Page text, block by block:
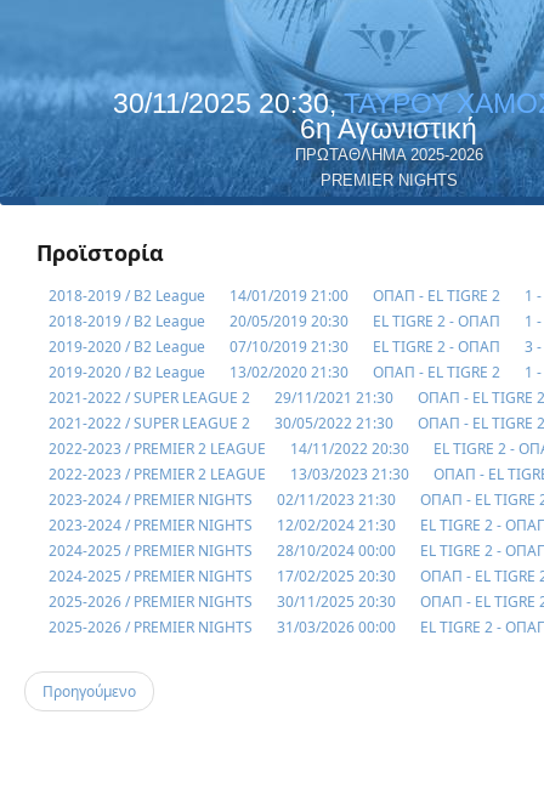
30/11/2025 20:30,ΤΑΥΡΟΥ
6η Αγωνιστική
ΠΡΩΤΑΘΛΗΜΑ 2025-2026
PREMIER NIGHTS
Προϊστορία
2018-2019 / B2 League 14/01/2019 21:00 ΟΠΑΠ - EL TIGRE 2
1
2018-2019 / B2 League
20/05/2019 20:30 EL TIGRE 2 - ΟΠΑΠ
1
2019-2020 / B2 League
07/10/2019 21:30 EL TIGRE 2 - ΟΠΑΠ
3
2019-2020 / B2 League
13/02/2020 21:30 ΟΠΑΠ - EL TIGRE 2
1
2021-2022 / SUPER LEAGUE 2
29/11/2021 21:30
ΟΠΑΠ - EL TIGRE 2
2021-2022 / SUPER LEAGUE 2
30/05/2022 21:30
ΟΠΑΠ - EL TIGRE 2
2022-2023 / PREMIER 2 LEAGUE
14/11/2022 20:30
EL TIGRE 2 -
2022-2023 / PREMIER 2 LEAGUE
13/03/2023 21:30
ΟΠΑΠ - EL
2023-2024 / PREMIER NIGHTS
02/11/2023 21:30
ΟΠΑΠ - EL TIGRE
2023-2024 / PREMIER NIGHTS
12/02/2024 21:30
EL TIGRE 2 -
2024-2025 / PREMIER NIGHTS
28/10/2024 00:00
EL TIGRE 2 -
2024-2025 / PREMIER NIGHTS
17/02/2025 20:30
ΟΠΑΠ - EL TIGRE
2025-2026 / PREMIER NIGHTS
30/11/2025 20:30
ΟΠΑΠ - EL TIGRE
2025-2026 / PREMIER NIGHTS
31/03/2026 00:00 EL TIGRE 2 -
Προηγούμενο